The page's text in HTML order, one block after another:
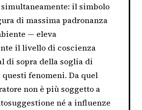
il simbolo
di massima padronanza
— eleva
il livello di coscienza
di sopra della soglia di
fenomeni. Da quel
non è più soggetto a
né a influenze